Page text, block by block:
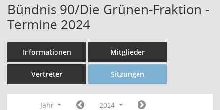
Bündnis 90/Die Grünen-Fraktion -
Termine 2024
Informationen Mitglieder
Vertreter Sitzungen
Jahr
2024